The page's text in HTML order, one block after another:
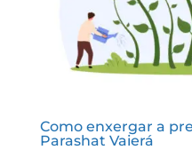
Como enxergar a
Parashat Vaierá